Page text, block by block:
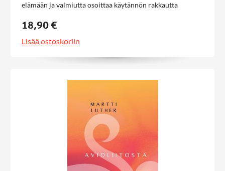
elämään ja valmiutta osoittaa käytännön rakkautta
18,90 €
Lisää ostoskoriin